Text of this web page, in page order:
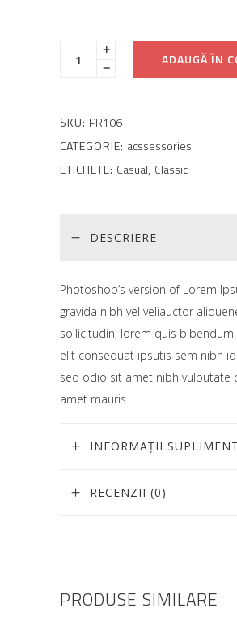
ADAUGĂ ÎN
SKU: PR106
CATEGORIE: acssessories
ETICHETE: Casual, Classic
DESCRIERE
Photoshop’s version of Lorem
gravida nibh vel veliauctor
sollicitudin, lorem quis bibendum
elit consequat ipsutis sem nibh
sed odio sit amet nibh vulputate
amet mauris.
INFORMAȚII
RECENZII (0)
PRODUSE SIMILARE